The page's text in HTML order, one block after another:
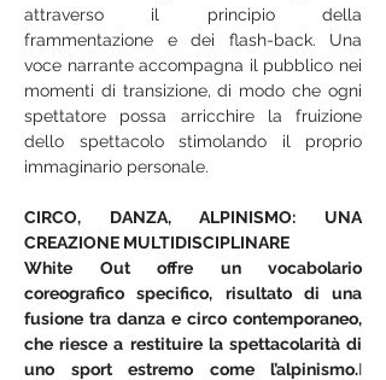
attraverso il principio della
frammentazione e dei flash-back. Una
voce narrante accompagna il pubblico nei
momenti di transizione, di modo che ogni
spettatore possa arricchire la fruizione
dello spettacolo stimolando il proprio
immaginario personale.
CIRCO, DANZA, ALPINISMO: UNA
CREAZIONE MULTIDISCIPLINARE
White Out offre un vocabolario
coreografico specifico, risultato di una
fusione tra danza e circo contemporaneo,
che riesce a restituire la spettacolarità di
uno sport estremo come l’alpinismo.I